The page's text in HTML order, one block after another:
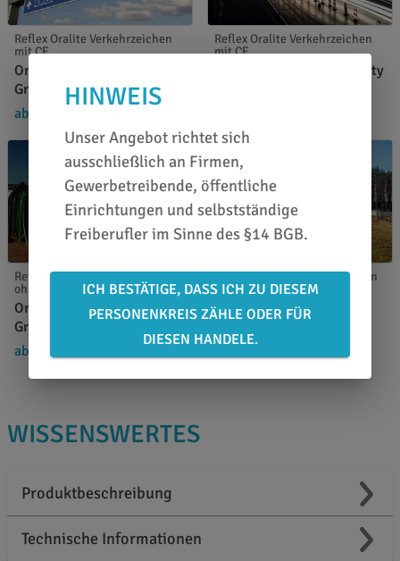
Reflex Oralite Verkehrzeichen
mit CE
Oralite 5810 High Intensity
Grade
ab 20,29 €
Reflex Oralite Verkehrzeichen
mit CE
Oralite 5910 High Intensity
Reflex Oralite Verkehrzeichen
ohne CE
Oralite 5500 Engineer
Grade
ab 11,34 €
Reflex Oralite Verkehrszeichen
Oralite 5021 Transparent
Film - ablösbar
ab 3,24 €
WISSENSWERTES
Produktbeschreibung
Technische Informationen
HINWEIS
Unser Angebot richtet sich
ausschließlich an Firmen,
Gewerbetreibende, öffentliche
Einrichtungen und selbstständige
Freiberufler im Sinne des §14 BGB.
ICH BESTÄTIGE, DASS ICH ZU DIESEM
PERSONENKREIS ZÄHLE ODER FÜR
DIESEN HANDELE.